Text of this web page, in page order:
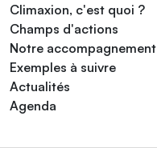
Climaxion, c'est quoi ?
Champs d'actions
Notre accompagnement
Exemples à suivre
Actualités
Agenda